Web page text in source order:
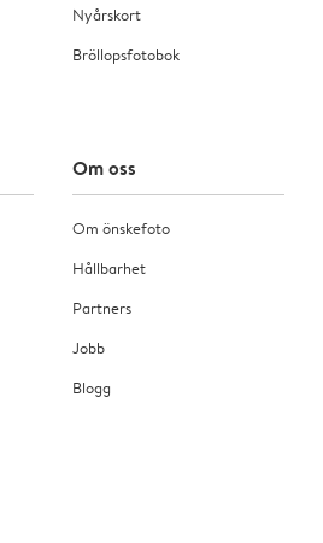
Nyårskort
Bröllopsfotobok
Om oss
Om önskefoto
Hållbarhet
Partners
Jobb
Blogg